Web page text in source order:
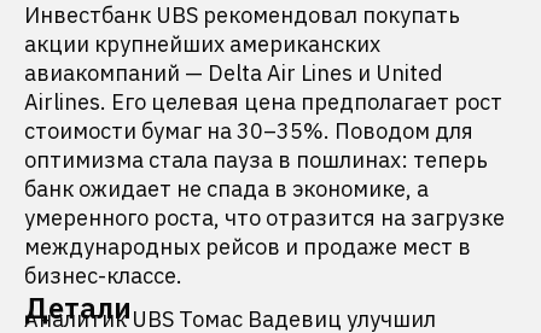
Инвестбанк UBS рекомендовал покупать
акции крупнейших американских
авиакомпаний — Delta Air Lines и United
Airlines. Его целевая цена предполагает рост
стоимости бумаг на 30–35%. Поводом для
оптимизма стала пауза в пошлинах: теперь
банк ожидает не спада в экономике, а
умеренного роста, что отразится на загрузке
международных рейсов и продаже мест в
бизнес-классе.
Детали
Аналитик UBS Томас Вадевиц улучшил